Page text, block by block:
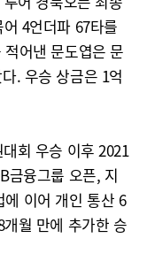
4언더파 67타를
어낸 문도엽은 문
. 우승 상금은 1억
회 우승 이후 2021
금융그룹 오픈, 지
에 이어 개인 통산 6
월 만에 추가한 승